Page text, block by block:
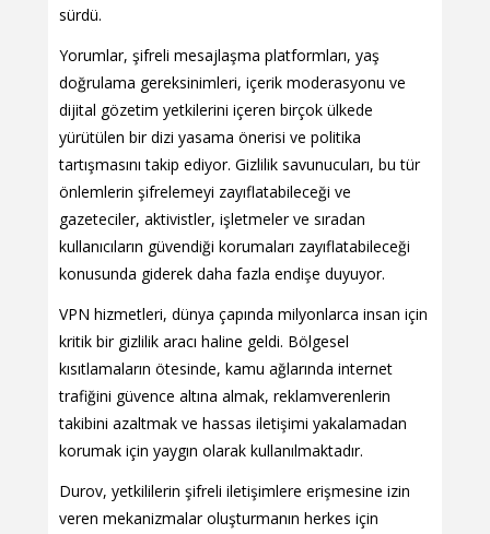
sürdü.
Yorumlar, şifreli mesajlaşma platformları, yaş
doğrulama gereksinimleri, içerik moderasyonu ve
dijital gözetim yetkilerini içeren birçok ülkede
yürütülen bir dizi yasama önerisi ve politika
tartışmasını takip ediyor. Gizlilik savunucuları, bu tür
önlemlerin şifrelemeyi zayıflatabileceği ve
gazeteciler, aktivistler, işletmeler ve sıradan
kullanıcıların güvendiği korumaları zayıflatabileceği
konusunda giderek daha fazla endişe duyuyor.
VPN hizmetleri, dünya çapında milyonlarca insan için
kritik bir gizlilik aracı haline geldi. Bölgesel
kısıtlamaların ötesinde, kamu ağlarında internet
trafiğini güvence altına almak, reklamverenlerin
takibini azaltmak ve hassas iletişimi yakalamadan
korumak için yaygın olarak kullanılmaktadır.
Durov, yetkililerin şifreli iletişimlere erişmesine izin
veren mekanizmalar oluşturmanın herkes için